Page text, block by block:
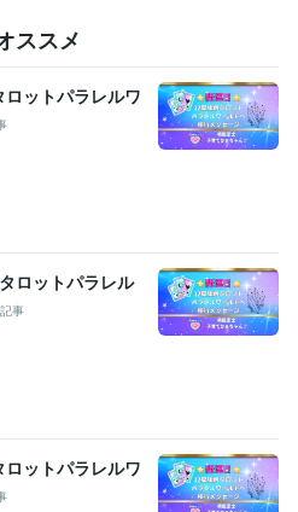
複数占術による解決策】 【親子鑑定】
の悩み相談】
【ママへの♡パラレル
物(才能)鑑定】
ススメ
ロットパラレルワ
ロットパラレル
記事
ロットパラレルワ